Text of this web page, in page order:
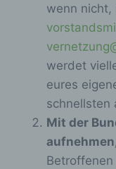
wenn nicht,
werdet
eures
schnellsten
Mit der
Betroffenen